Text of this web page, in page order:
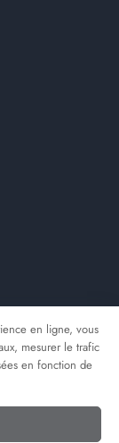
en ligne, vous
mesurer le trafic
en fonction de